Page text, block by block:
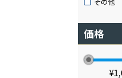
価格